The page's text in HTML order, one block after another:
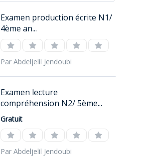
Examen production écrite N1/
4ème an...
Par Abdeljelil Jendoubi
Examen lecture
compréhension N2/ 5ème...
Gratuit
Par Abdeljelil Jendoubi